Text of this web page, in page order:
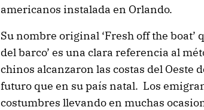
americanos instalada en Orlando.
Su nombre original ‘Fresh off the boat’
del barco’ es una clara referencia al
chinos alcanzaron las costas del Oeste
futuro que en su país natal. Los
costumbres llevando en muchas